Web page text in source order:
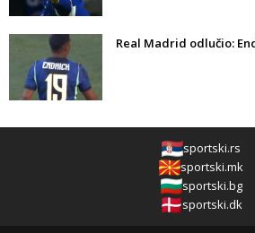
Real Madrid odlučio:
sportski.rs
sportski.mk
sportski.bg
sportski.dk